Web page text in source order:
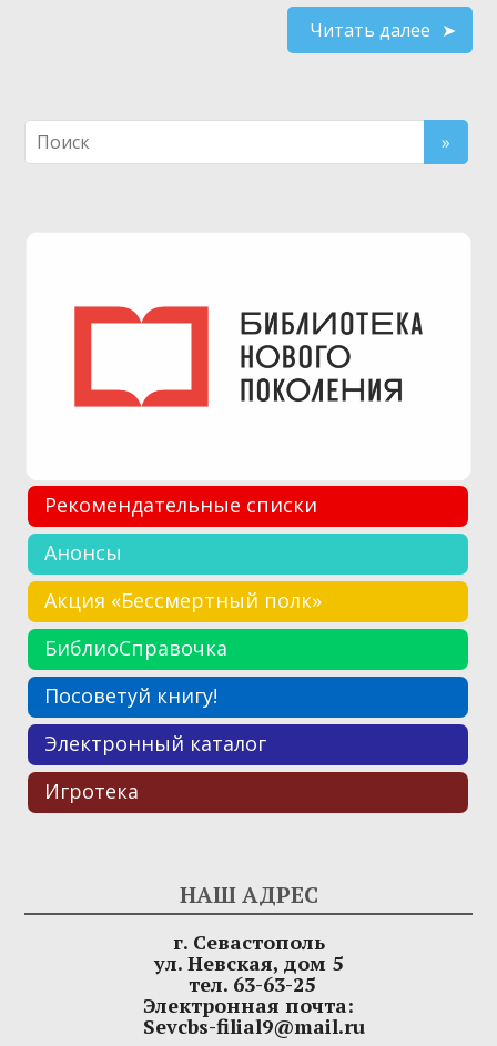
Читать далее
Рекомендательные списки
Анонсы
Акция «Бессмертный полк»
БиблиоСправочка
Посоветуй книгу!
Электронный каталог
Игротека
НАШ АДРЕС
г. Севастополь
ул. Невская, дом 5
тел. 63-63-25
Электронная почта:
Sevcbs-filial9@mail.ru